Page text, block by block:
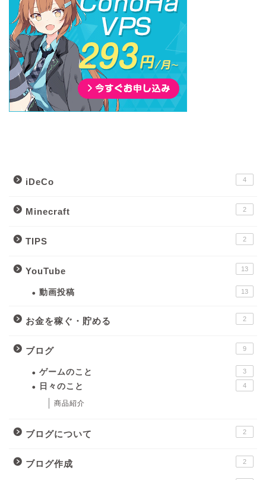
iDeCo 4
Minecraft 2
TIPS 2
YouTube 13
動画投稿 13
お金を稼ぐ・貯める 2
ブログ 9
ゲームのこと 3
日々のこと 4
商品紹介
ブログについて 2
ブログ作成 2